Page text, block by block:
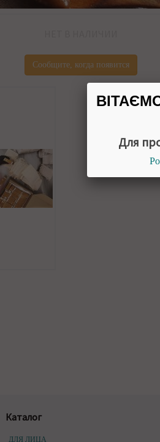
Сообщите, когда появится
Каталог
ДЛЯ ЛИЦА
Для